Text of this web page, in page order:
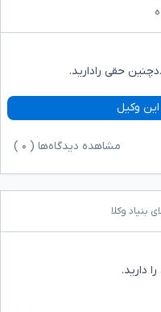
حقی رادارید.
وکیل
مشاهده دیدگاه‌ها ( ۰
بنیاد وکلا
دارید.